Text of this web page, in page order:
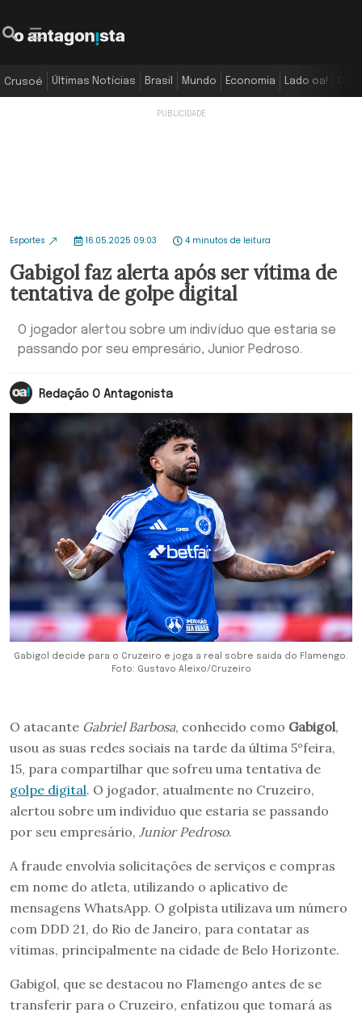
Crusoé Últimas Notícias Brasil Mundo Economia Lado oa!
Esportes 16.05.2025 09:03 4 minutos de leitura
Gabigol faz alerta após ser vítima de
tentativa de golpe digital
O jogador alertou sobre um indivíduo que estaria se
passando por seu empresário, Junior Pedroso.
Redação O Antagonista
Gabigol decide para o Cruzeiro e joga a real sobre saída do Flamengo.
Foto: Gustavo Aleixo/Cruzeiro
O atacante Gabriel Barbosa, conhecido como Gabigol,
usou as suas redes sociais na tarde da última 5°feira,
15, para compartilhar que sofreu uma tentativa de
golpe digital. O jogador, atualmente no Cruzeiro,
alertou sobre um indivíduo que estaria se passando
por seu empresário, Junior Pedroso.
A fraude envolvia solicitações de serviços e compras
em nome do atleta, utilizando o aplicativo de
mensagens WhatsApp. O golpista utilizava um número
com DDD 21, do Rio de Janeiro, para contatar as
vítimas, principalmente na cidade de Belo Horizonte.
Gabigol, que se destacou no Flamengo antes de se
transferir para o Cruzeiro, enfatizou que tomará as